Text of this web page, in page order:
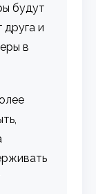
будут
друга и
в